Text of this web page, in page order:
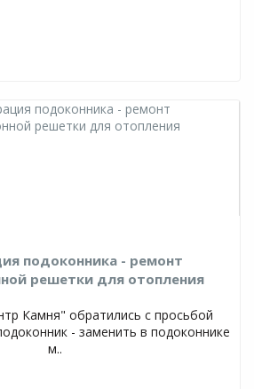
подоконника - ремонт
решетки для отопления
Камня" обратились с просьбой
- заменить в подоконнике
м..